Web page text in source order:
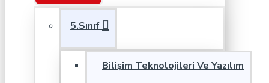
5.Sınıf
Bilişim Teknolojileri Ve Yazılım